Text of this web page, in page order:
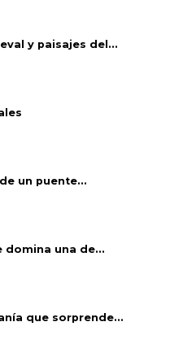
y paisajes del...
un puente...
una de...
que sorprende...